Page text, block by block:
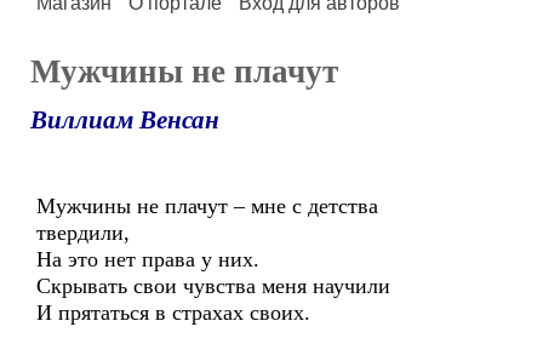
Мужчины не плачут
Виллиам Венсан
Мужчины не плачут – мне с детства
твердили,
На это нет права у них.
Скрывать свои чувства меня научили
И прятаться в страхах своих.